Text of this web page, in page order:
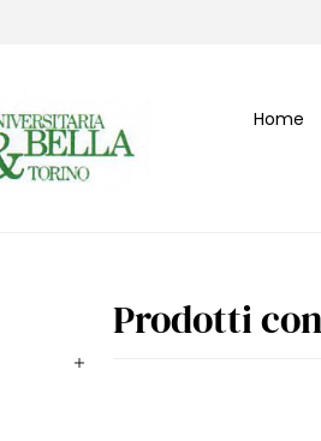
Home
Prodotti